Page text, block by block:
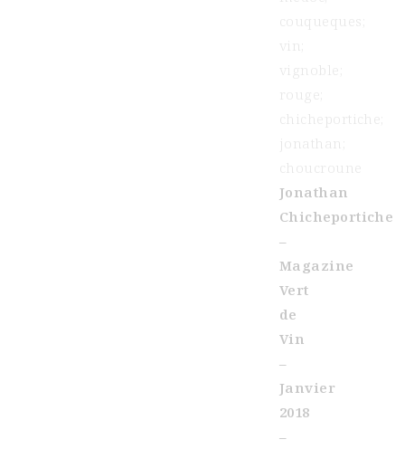
Jonathan
Chicheportiche
–
Magazine
Vert
de
Vin
–
Janvier
2018
–